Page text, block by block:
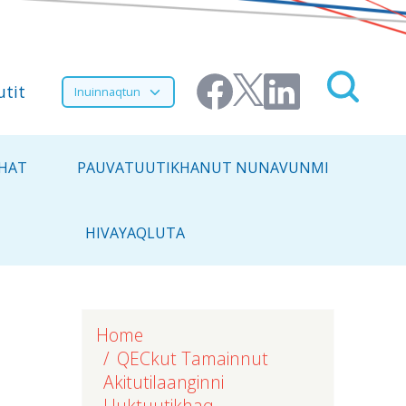
Select your language
PAUVATUUTIKHANUT NUNAVUNMI
HIVAYAQLUTA
Home
QECkut Tamainnut
Akitutilaanginni